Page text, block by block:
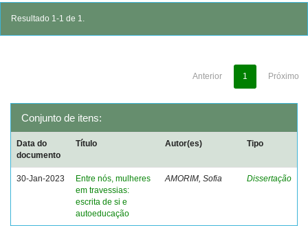
Resultado 1-1 de 1.
Anterior 1 Próximo
Conjunto de itens:
Data do
documento
Título Autor(es) Tipo
30-Jan-2023
Entre nós, mulheres
em travessias:
escrita de si e
autoeducação
AMORIM, Sofia Dissertação